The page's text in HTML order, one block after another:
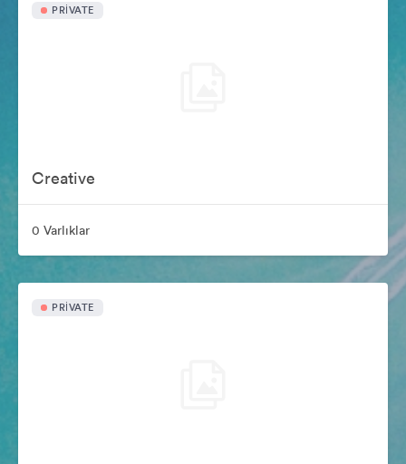
PRIVATE
Creative
0 Varlıklar
PRIVATE